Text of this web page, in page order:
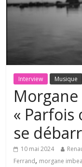
Interview Musique
« Parfois
se
10 mai 2024
Ferrand, morgane